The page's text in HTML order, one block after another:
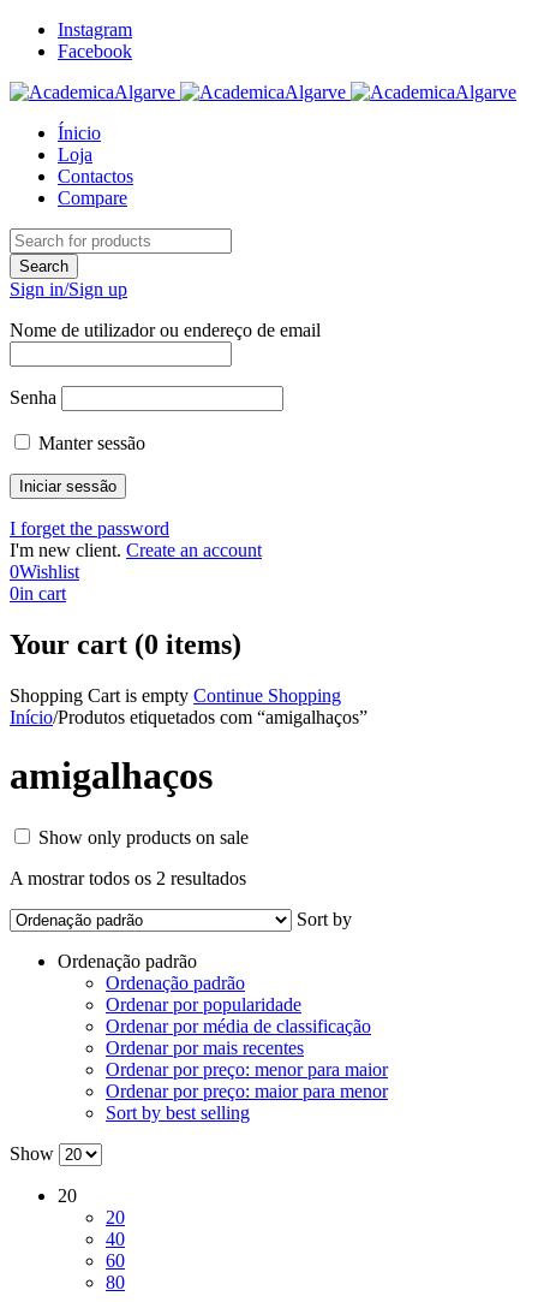
Instagram
Facebook
Ínicio
Loja
Contactos
Compare
Sign in/Sign up
Nome de utilizador ou endereço de email
Senha
Manter sessão
I forget the password
I'm new client. Create an account
0Wishlist
0in cart
Your cart (0 items)
Shopping Cart is empty Continue Shopping
Início/Produtos etiquetados com “amigalhaços”
amigalhaços
Show only products on sale
A mostrar todos os 2 resultados
Sort by
Ordenação padrão
Ordenação padrão
Ordenar por popularidade
Ordenar por média de classificação
Ordenar por mais recentes
Ordenar por preço: menor para maior
Ordenar por preço: maior para menor
Sort by best selling
Show
20
20
40
60
80